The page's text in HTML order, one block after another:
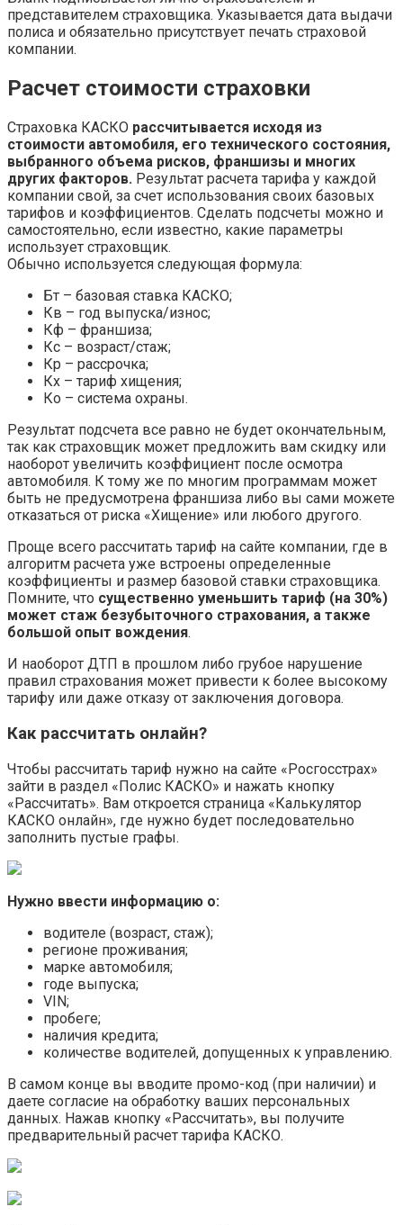
представителем страховщика. Указывается дата выдачи
полиса и обязательно присутствует печать страховой
компании.
Расчет стоимости страховки
Страховка КАСКО рассчитывается исходя из
стоимости автомобиля, его технического состояния,
выбранного объема рисков, франшизы и многих
других факторов. Результат расчета тарифа у каждой
компании свой, за счет использования своих базовых
тарифов и коэффициентов. Сделать подсчеты можно и
самостоятельно, если известно, какие параметры
использует страховщик.
Обычно используется следующая формула:
Бт – базовая ставка КАСКО;
Кв – год выпуска/износ;
Кф – франшиза;
Кс – возраст/стаж;
Кр – рассрочка;
Кх – тариф хищения;
Ко – система охраны.
Результат подсчета все равно не будет окончательным,
так как страховщик может предложить вам скидку или
наоборот увеличить коэффициент после осмотра
автомобиля. К тому же по многим программам может
быть не предусмотрена франшиза либо вы сами можете
отказаться от риска «Хищение» или любого другого.
Проще всего рассчитать тариф на сайте компании, где в
алгоритм расчета уже встроены определенные
коэффициенты и размер базовой ставки страховщика.
Помните, что существенно уменьшить тариф (на 30%)
может стаж безубыточного страхования, а также
большой опыт вождения.
И наоборот ДТП в прошлом либо грубое нарушение
правил страхования может привести к более высокому
тарифу или даже отказу от заключения договора.
Как рассчитать онлайн?
Чтобы рассчитать тариф нужно на сайте «Росгосстрах»
зайти в раздел «Полис КАСКО» и нажать кнопку
«Рассчитать». Вам откроется страница «Калькулятор
КАСКО онлайн», где нужно будет последовательно
заполнить пустые графы.
Нужно ввести информацию о:
водителе (возраст, стаж);
регионе проживания;
марке автомобиля;
годе выпуска;
VIN;
пробеге;
наличия кредита;
количестве водителей, допущенных к управлению.
В самом конце вы вводите промо-код (при наличии) и
даете согласие на обработку ваших персональных
данных. Нажав кнопку «Рассчитать», вы получите
предварительный расчет тарифа КАСКО.